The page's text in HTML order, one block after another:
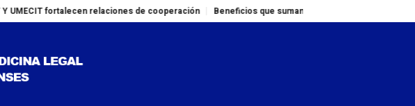
fortalecen relaciones de cooperación Beneficios que suman: Colaboradores del IMELCF